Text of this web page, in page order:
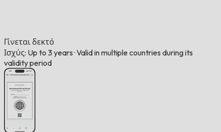
Γίνεται δεκτό
Ισχύς: Up to 3 years ·Valid in multiple countries during its
validity period